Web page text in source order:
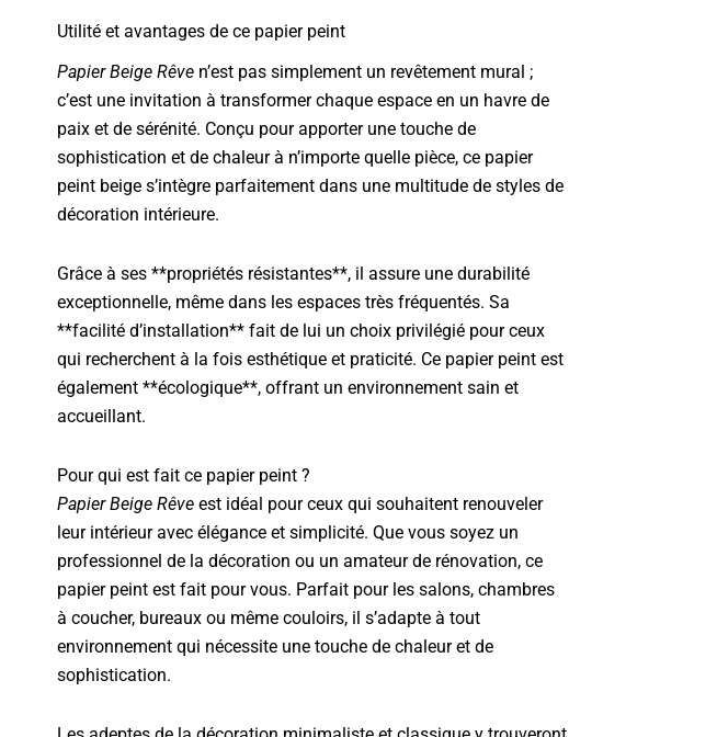
Utilité et avantages de ce papier peint
Papier Beige Rêve n’est pas simplement un revêtement mural ;
c’est une invitation à transformer chaque espace en un havre de
paix et de sérénité. Conçu pour apporter une touche de
sophistication et de chaleur à n’importe quelle pièce, ce papier
peint beige s’intègre parfaitement dans une multitude de styles de
décoration intérieure.
Grâce à ses **propriétés résistantes**, il assure une durabilité
exceptionnelle, même dans les espaces très fréquentés. Sa
**facilité d’installation** fait de lui un choix privilégié pour ceux
qui recherchent à la fois esthétique et praticité. Ce papier peint est
également **écologique**, offrant un environnement sain et
accueillant.
Pour qui est fait ce papier peint ?
Papier Beige Rêve est idéal pour ceux qui souhaitent renouveler
leur intérieur avec élégance et simplicité. Que vous soyez un
professionnel de la décoration ou un amateur de rénovation, ce
papier peint est fait pour vous. Parfait pour les salons, chambres
à coucher, bureaux ou même couloirs, il s’adapte à tout
environnement qui nécessite une touche de chaleur et de
sophistication.